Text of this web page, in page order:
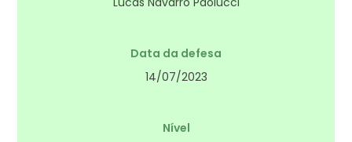
Data da defesa
14/07/2023
Nível